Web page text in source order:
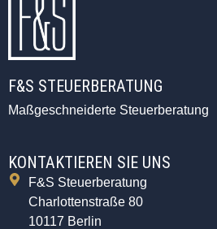
F&S STEUERBERATUNG
Maßgeschneiderte Steuerberatung
KONTAKTIEREN SIE UNS
F&S Steuerberatung
Charlottenstraße 80
10117 Berlin